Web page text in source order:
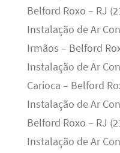
Belford Roxo – RJ
Instalação de Ar
Irmãos – Belford
Instalação de Ar
Carioca – Belford
Instalação de Ar
Belford Roxo – RJ
Instalação de Ar